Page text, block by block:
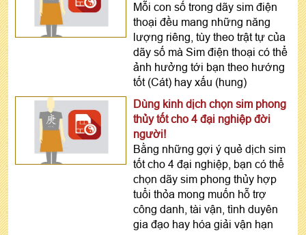
Mỗi con số trong dãy sim điện
thoại đều mang những năng
lượng riêng, tùy theo trật tự của
dãy số mà Sim điện thoại có thể
ảnh hưởng tới bạn theo hướng
tốt (Cát) hay xấu (hung)
Dùng kinh dịch chọn sim phong
thủy tốt cho 4 đại nghiệp đời
người!
Bằng những gợi ý quẻ dịch sim
tốt cho 4 đại nghiệp, bạn có thể
chọn dãy sim phong thủy hợp
tuổi thỏa mong muốn hỗ trợ
công danh, tài vận, tình duyên
gia đạo hay hóa giải vận hạn